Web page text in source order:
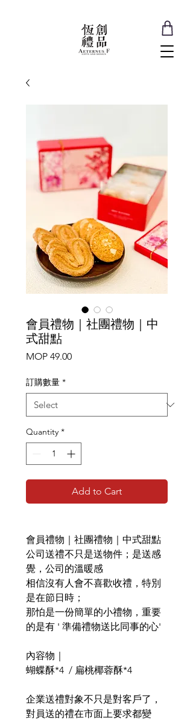
會員禮物｜社團禮物｜中
式甜點
MOP 49.00Price
訂購數量 *
Quantity *
Add to Cart
會員禮物｜社團禮物｜中式甜點
公司送禮不只是送物件；是送感
覺，公司的溫暖感
相信沒有人會不喜歡收禮，特別
是在節日時；
那怕是一份簡單的小禮物，重要
的是有 ' 準備禮物送比同事的心'
內容物｜
蝴蝶酥*4 / 扁桃椰蓉酥*4
企業送禮對象不只是對客戶了，
對員送的禮在市面上要求都變